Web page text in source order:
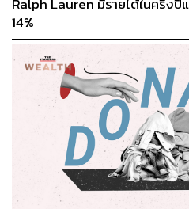
Ralph Lauren มีรายได้ในครึ่ง
14%